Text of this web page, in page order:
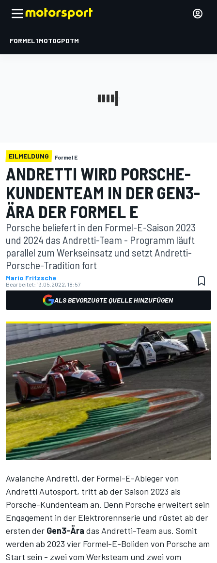
FORMEL 1MOTOGPDTM
EILMELDUNG Formel E
ANDRETTI WIRD PORSCHE-
KUNDENTEAM IN DER GEN3-
ÄRA DER FORMEL E
Porsche beliefert in den Formel-E-Saison 2023
und 2024 das Andretti-Team - Programm läuft
parallel zum Werkseinsatz und setzt Andretti-
Porsche-Tradition fort
Mario Fritzsche
Bearbeitet: 13.05.2022, 18:57
ALS BEVORZUGTE QUELLE HINZUFÜGEN
Avalanche Andretti, der Formel-E-Ableger von
Andretti Autosport, tritt ab der Saison 2023 als
Porsche-Kundenteam an. Denn Porsche erweitert sein
Engagement in der Elektrorennserie und rüstet ab der
ersten der Gen3-Ära das Andretti-Team aus. Somit
werden ab 2023 vier Formel-E-Boliden von Porsche am
Start sein - zwei vom Werksteam und zwei vom